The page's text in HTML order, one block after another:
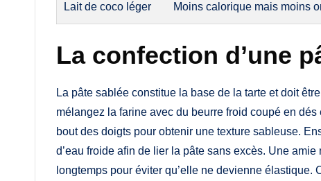
Lait de coco léger Moins calorique mais moins
La confection d’une
La pâte sablée constitue la base de la tarte et doit
mélangez la farine avec du beurre froid coupé en
bout des doigts pour obtenir une texture sableuse.
d’eau froide afin de lier la pâte sans excès. Une
longtemps pour éviter qu’elle ne devienne élastique.